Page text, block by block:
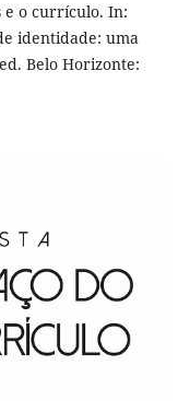
e o currículo. In:
identidade: uma
Belo Horizonte: